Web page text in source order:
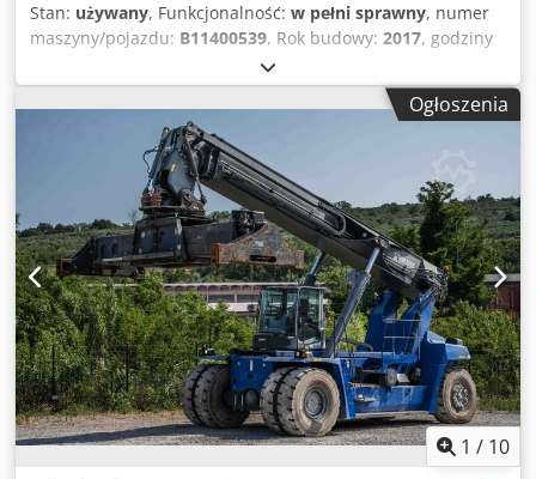
Stan: używany, Funkcjonalność: w pełni sprawny, numer
maszyny/pojazdu: B11400539, Rok budowy: 2017, godziny
45 000 kg
podnoszenia:15 000 mm, rodzaj paliwa:diesel, moc:265
kW (360,30 KM), masa własna:68 080 kg, typ napędu:
, Reachstacker do pełnych kontenerów Numer
podwozia: B11400539 Dodpfxszkcz Ne Afmsck Skrzynia
biegów: ZF 5WG 261 Stan: Gotowy do pracy i w pełni
sprawny Stan techniczny: dobry Typ opon przednich:
pneumatyczne Typ opon tylnych: pneumatyczne Opis:
Ogłoszenia
1 / 10